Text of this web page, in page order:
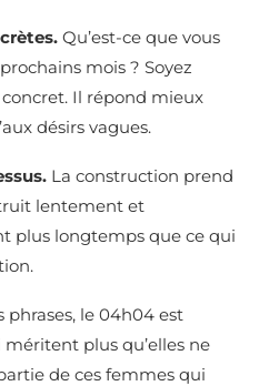
Qu’est-ce que vous
mois ? Soyez
Il répond mieux
désirs vagues.
La construction prend
lentement et
plus longtemps que ce qui
le 04h04 est
plus qu’elles ne
de ces femmes qui